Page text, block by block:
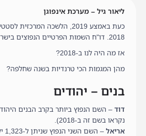
ליאור גיל – מערכת אינפוגן
כעת באמצע 2019, הלשכה
2018. דו"ח השמות הפרטיים הנפוצים בישראל פורסם.
אז מה היה לנו ב-2018?
מהן המגמות הכי טרנדיות בשנה שחלפה?
בנים – יהודים
דוד
נקראו בשם זה ב-2018).
אריאל